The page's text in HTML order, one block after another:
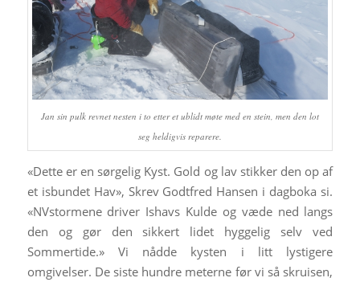
Jan sin pulk revnet nesten i to etter et ublidt møte med en stein, men den lot
seg heldigvis reparere.
«Dette er en sørgelig Kyst. Gold og lav stikker den op af
et isbundet Hav», Skrev Godtfred Hansen i dagboka si.
«NVstormene driver Ishavs Kulde og væde ned langs
den og gør den sikkert lidet hyggelig selv ved
Sommertide.» Vi nådde kysten i litt lystigere
omgivelser. De siste hundre meterne før vi så skruisen,